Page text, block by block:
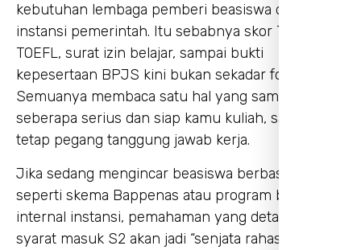
kebutuhan lembaga pemberi beasiswa dan
instansi pemerintah. Itu sebabnya skor TPA,
TOEFL, surat izin belajar, sampai bukti
kepesertaan BPJS kini bukan sekadar formalitas.
Semuanya membaca satu hal yang sama:
seberapa serius dan siap kamu kuliah, sambil
tetap pegang tanggung jawab kerja.
Jika sedang mengincar beasiswa berbasis TPA
seperti skema Bappenas atau program beasiswa
internal instansi, pemahaman yang detail tentang
syarat masuk S2 akan jadi “senjata rahasia”. Sering